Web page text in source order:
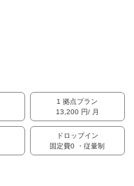
1 拠点プラン
13,200 円/ 月
ドロップイン
固定費0 ・従量制